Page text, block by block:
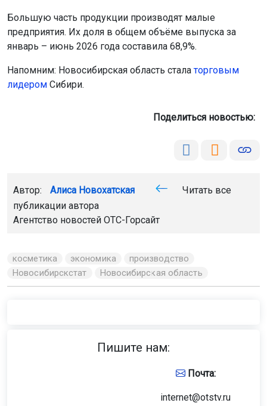
Большую часть продукции производят малые
предприятия. Их доля в общем объёме выпуска за
январь – июнь 2026 года составила 68,9%.
Напомним: Новосибирская область сталаторговым
лидером Сибири.
Поделиться новостью:
Автор: Алиса Новохатская
Читать все
публикации автора
Агентство новостей ОТС-Горсайт
косметика экономика
производство
Новосибирскстат
Новосибирская область
Пишите нам:
Почта:
internet@otstv.ru